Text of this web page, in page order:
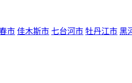
市 佳木斯市 七台河市 牡丹江市 黑